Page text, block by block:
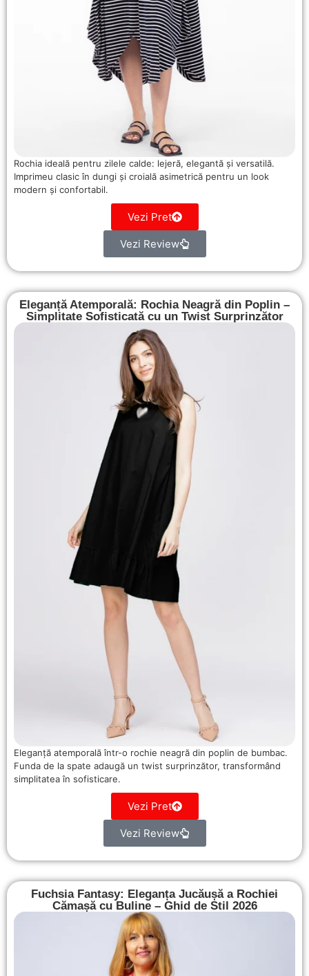
Rochia ideală pentru zilele calde: lejeră, elegantă și versatilă.
Imprimeu clasic în dungi și croială asimetrică pentru un look
modern și confortabil.
Vezi Pret
Vezi Review
Eleganță Atemporală: Rochia Neagră din Poplin –
Simplitate Sofisticată cu un Twist Surprinzător
Eleganță atemporală într-o rochie neagră din poplin de bumbac.
Funda de la spate adaugă un twist surprinzător, transformând
simplitatea în sofisticare.
Vezi Pret
Vezi Review
Fuchsia Fantasy: Eleganța Jucăușă a Rochiei
Cămașă cu Buline – Ghid de Stil 2026